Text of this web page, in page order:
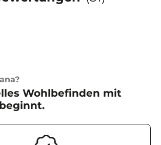
Wohlbefinden mit